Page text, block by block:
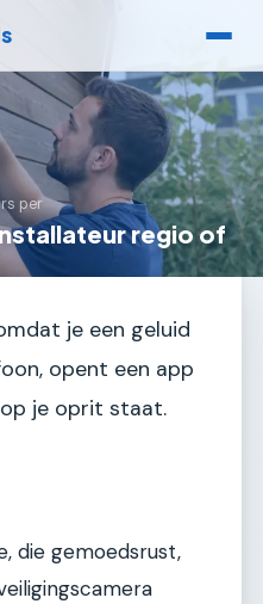
per
regio of
je een geluid
opent een app
je oprit staat.
die gemoedsrust,